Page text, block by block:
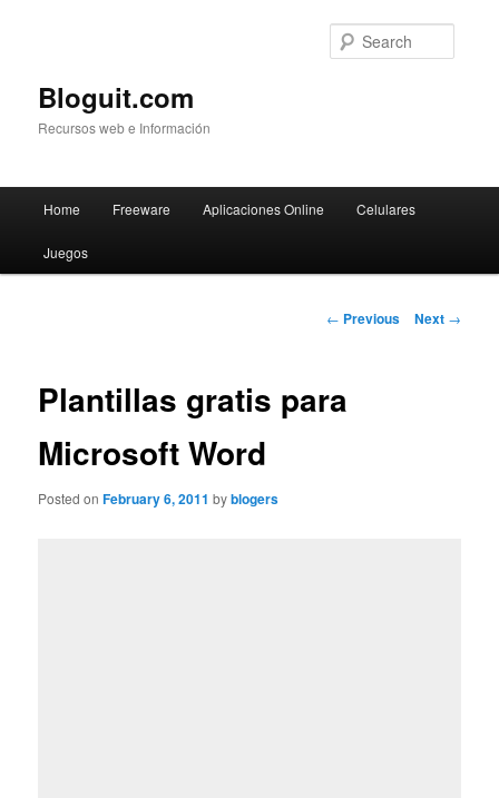
Bloguit.com
Recursos web e Información
Skip
to
Home Freeware Aplicaciones Online Celulares
Juegos
Post
← Previous Next →
Plantillas gratis para
Microsoft Word
Posted onFebruary 6, 2011 byblogers